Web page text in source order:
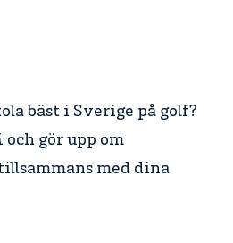
bäst i Sverige på golf?
gör upp om
med dina